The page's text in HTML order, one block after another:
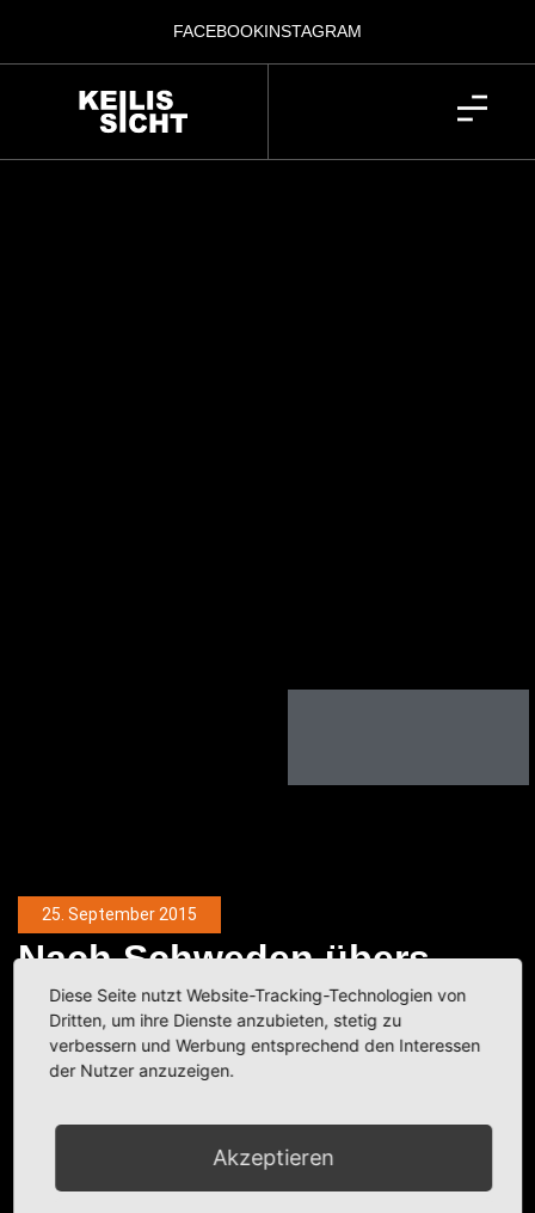
FACEBOOKINSTAGRAM
25. September 2015
Nach Schwe­den übers
Wasser
Kategorie:Fotobeiträge,Schweden
Diese Seite nutzt Website-Tracking-Technologien von
Dritten, um ihre Dienste anzubieten, stetig zu
verbessern und Werbung entsprechend den Interessen
der Nutzer anzuzeigen.
Akzeptieren